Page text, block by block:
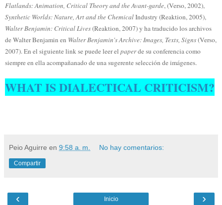
Flatlands: Animation, Critical Theory and the Avant-garde, (Verso, 2002),
Synthetic Worlds: Nature, Art and the ChemicalIndustry (Reaktion, 2005),
Walter Benjamin: Critical Lives(Reaktion, 2007) y ha traducido los archivos
de Walter Benjamin en Walter Benjamin's Archive: Images, Texts, Signs(Verso,
2007). En el siguiente link se puede leer el paperde su conferencia como
siempre en ella acompañanado de una sugerente selección de imágenes.
WHAT IS DIALECTICAL CRITICISM?
Peio Aguirre en 9:58 a. m. No hay comentarios:
Compartir
‹ ›
Inicio